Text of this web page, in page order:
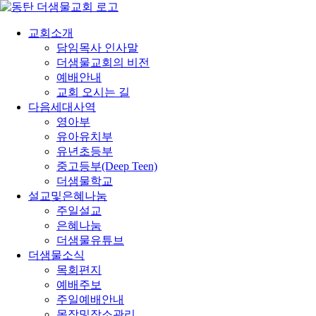
콘
교회소개
담임목사 인사말
더샘물교회의 비전
예배안내
교회 오시는 길
다음세대사역
영아부
유아유치부
유년초등부
중고등부(Deep Teen)
더샘물학교
설교및은혜나눔
주일설교
은혜나눔
더샘물유튜브
더샘물소식
목회편지
예배주보
주일예배안내